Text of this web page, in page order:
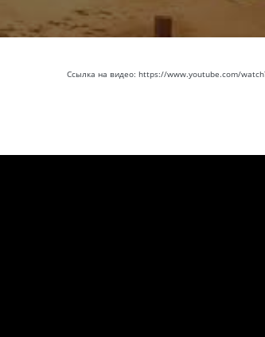
Ссылка на видео: https://www.youtube.com/